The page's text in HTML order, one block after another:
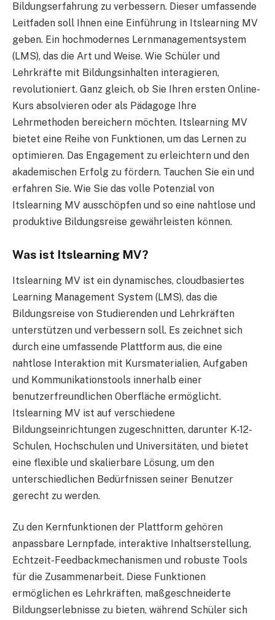
Bildungserfahrung zu verbessern. Dieser umfassende
Leitfaden soll Ihnen eine Einführung in Itslearning MV
geben. Ein hochmodernes Lernmanagementsystem
(LMS), das die Art und Weise. Wie Schüler und
Lehrkräfte mit Bildungsinhalten interagieren,
revolutioniert. Ganz gleich, ob Sie Ihren ersten Online-
Kurs absolvieren oder als Pädagoge Ihre
Lehrmethoden bereichern möchten. Itslearning MV
bietet eine Reihe von Funktionen, um das Lernen zu
optimieren. Das Engagement zu erleichtern und den
akademischen Erfolg zu fördern. Tauchen Sie ein und
erfahren Sie. Wie Sie das volle Potenzial von
Itslearning MV ausschöpfen und so eine nahtlose und
produktive Bildungsreise gewährleisten können.
Was ist Itslearning MV?
Itslearning MV ist ein dynamisches, cloudbasiertes
Learning Management System (LMS), das die
Bildungsreise von Studierenden und Lehrkräften
unterstützen und verbessern soll. Es zeichnet sich
durch eine umfassende Plattform aus, die eine
nahtlose Interaktion mit Kursmaterialien, Aufgaben
und Kommunikationstools innerhalb einer
benutzerfreundlichen Oberfläche ermöglicht.
Itslearning MV ist auf verschiedene
Bildungseinrichtungen zugeschnitten, darunter K-12-
Schulen, Hochschulen und Universitäten, und bietet
eine flexible und skalierbare Lösung, um den
unterschiedlichen Bedürfnissen seiner Benutzer
gerecht zu werden.
Zu den Kernfunktionen der Plattform gehören
anpassbare Lernpfade, interaktive Inhaltserstellung,
Echtzeit-Feedbackmechanismen und robuste Tools
für die Zusammenarbeit. Diese Funktionen
ermöglichen es Lehrkräften, maßgeschneiderte
Bildungserlebnisse zu bieten, während Schüler sich